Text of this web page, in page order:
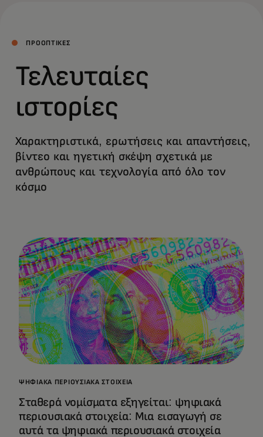
ΠΡΟΟΠΤΙΚΕΣ
Τελευταίες
ιστορίες
Χαρακτηριστικά, ερωτήσεις και απαντήσεις,
βίντεο και ηγετική σκέψη σχετικά με
ανθρώπους και τεχνολογία από όλο τον
κόσμο
ΨΗΦΙΑΚΆ ΠΕΡΙΟΥΣΙΑΚΆ ΣΤΟΙΧΕΊΑ
Σταθερά νομίσματα εξηγείται: ψηφιακά
περιουσιακά στοιχεία: Μια εισαγωγή σε
αυτά τα ψηφιακά περιουσιακά στοιχεία